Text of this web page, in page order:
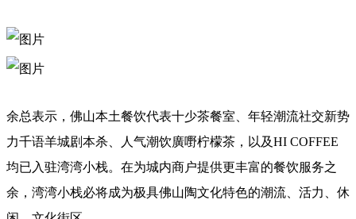
余总表示，佛山本土餐饮代表十少茶餐室、年轻潮流社交新势
力千语羊城剧本杀、人气潮饮廣嘢柠檬茶，以及HI COFFEE
均已入驻湾湾小栈。在为城内商户提供更丰富的餐饮服务之
余，湾湾小栈必将成为极具佛山陶文化特色的潮流、活力、休